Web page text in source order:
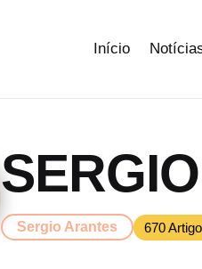
Início
670
Sergio Arantes